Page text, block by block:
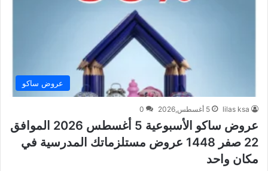
عروض ساكو
lilas ksa 5 أغسطس,2026 0
عروض ساكو الأسبوعية 5 أغسطس 2026 الموافق
22 صفر 1448 عروض مستلزماتك المدرسية في
مكان واحد